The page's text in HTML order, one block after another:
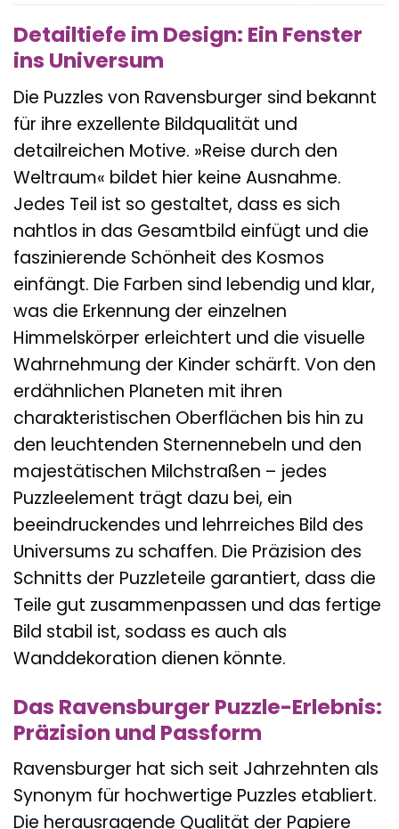
Detailtiefe im Design: Ein Fenster
ins Universum
Die Puzzles von Ravensburger sind bekannt
für ihre exzellente Bildqualität und
detailreichen Motive. »Reise durch den
Weltraum« bildet hier keine Ausnahme.
Jedes Teil ist so gestaltet, dass es sich
nahtlos in das Gesamtbild einfügt und die
faszinierende Schönheit des Kosmos
einfängt. Die Farben sind lebendig und klar,
was die Erkennung der einzelnen
Himmelskörper erleichtert und die visuelle
Wahrnehmung der Kinder schärft. Von den
erdähnlichen Planeten mit ihren
charakteristischen Oberflächen bis hin zu
den leuchtenden Sternennebeln und den
majestätischen Milchstraßen – jedes
Puzzleelement trägt dazu bei, ein
beeindruckendes und lehrreiches Bild des
Universums zu schaffen. Die Präzision des
Schnitts der Puzzleteile garantiert, dass die
Teile gut zusammenpassen und das fertige
Bild stabil ist, sodass es auch als
Wanddekoration dienen könnte.
Das Ravensburger Puzzle-Erlebnis:
Präzision und Passform
Ravensburger hat sich seit Jahrzehnten als
Synonym für hochwertige Puzzles etabliert.
Die herausragende Qualität der Papiere